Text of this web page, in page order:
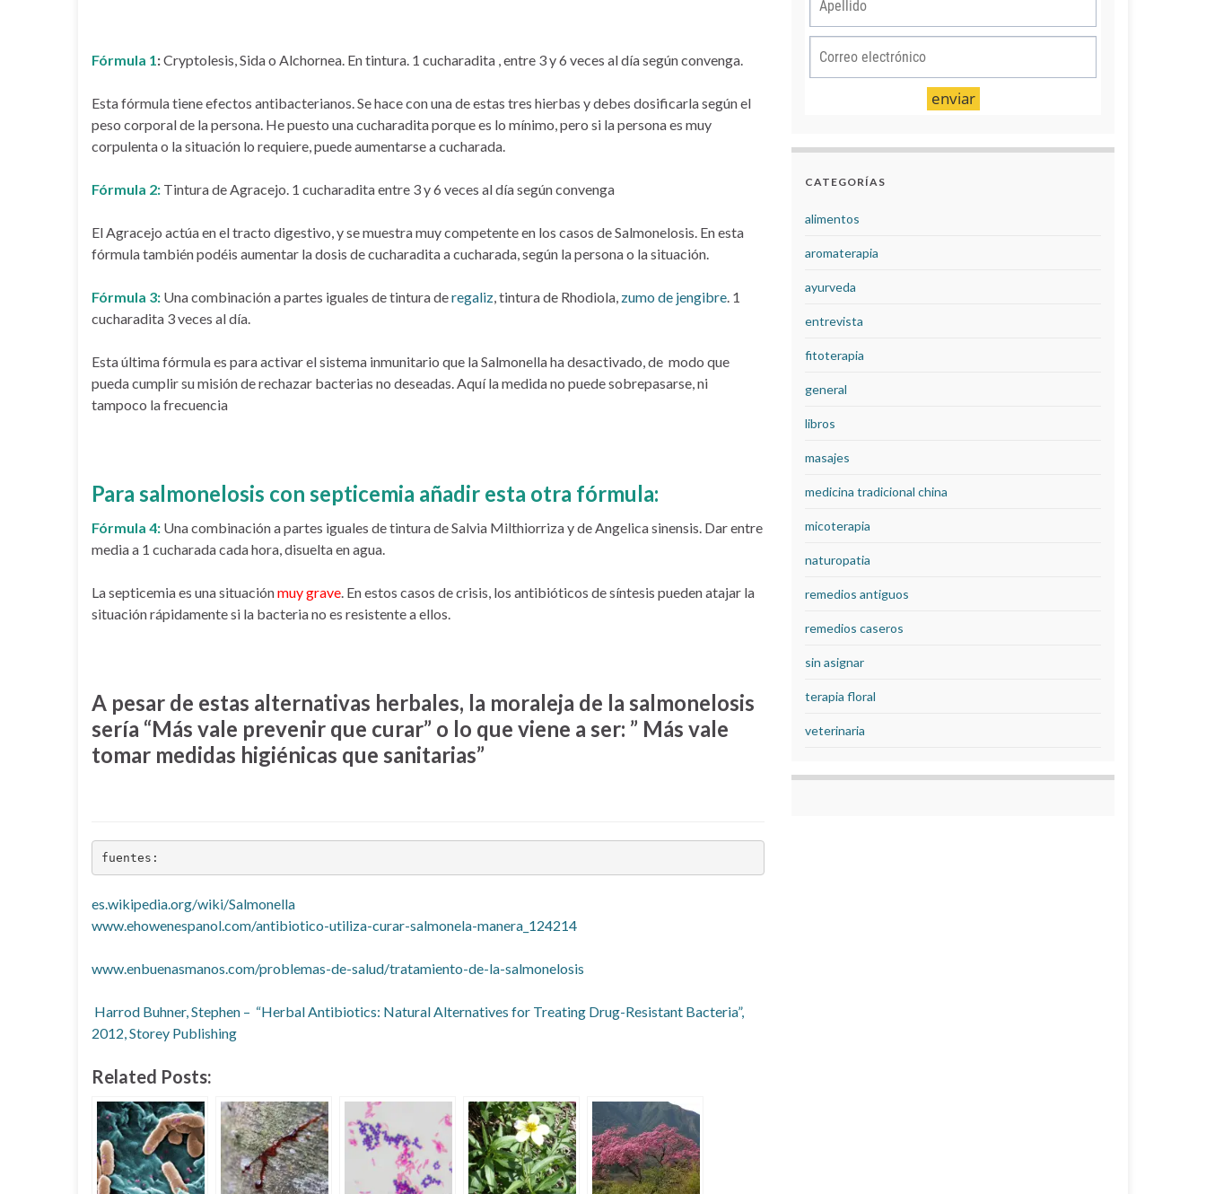
Fórmula 1:Cryptolesis, Sida o Alchornea. En tintura. 1 cucharadita , entre 3 y 6 veces al día según convenga.
Esta fórmula tiene efectos antibacterianos. Se hace con una de estas tres hierbas y debes dosificarla según el
peso corporal de la persona. He puesto una cucharadita porque es lo mínimo, pero si la persona es muy
corpulenta o la situación lo requiere, puede aumentarse a cucharada.
Fórmula 2: Tintura de Agracejo. 1 cucharadita entre 3 y 6 veces al día según convenga
El Agracejo actúa en el tracto digestivo, y se muestra muy competente en los casos de Salmonelosis. En esta
fórmula también podéis aumentar la dosis de cucharadita a cucharada, según la persona o la situación.
Fórmula 3: Una combinación a partes iguales de tintura deregaliz, tintura de Rhodiola, zumo de jengibre. 1
cucharadita 3 veces al día.
Esta última fórmula es para activar el sistema inmunitario que la Salmonella ha desactivado, de modo que
pueda cumplir su misión de rechazar bacterias no deseadas. Aquí la medida no puede sobrepasarse, ni
tampoco la frecuencia
Para salmonelosis con septicemia añadir esta otra fórmula:
Fórmula 4: Una combinación a partes iguales de tintura de Salvia Milthiorriza y de Angelica sinensis. Dar entre
media a 1 cucharada cada hora, disuelta en agua.
La septicemia es una situaciónmuy grave. En estos casos de crisis, los antibióticos de síntesis pueden atajar la
situación rápidamente si la bacteria no es resistente a ellos.
A pesar de estas alternativas herbales, la moraleja de la salmonelosis
sería “Más vale prevenir que curar” o lo que viene a ser: ” Más vale
tomar medidas higiénicas que sanitarias”
fuentes:
es.wikipedia.org/wiki/Salmonella
www.ehowenespanol.com/antibiotico-utiliza-curar-salmonela-manera_124214
www.enbuenasmanos.com/problemas-de-salud/tratamiento-de-la-salmonelosis
Harrod Buhner, Stephen – “Herbal Antibiotics: Natural Alternatives for Treating Drug-Resistant Bacteria”,
2012, Storey Publishing
Related Posts:
CATEGORÍAS
alimentos
aromaterapia
ayurveda
entrevista
fitoterapia
general
libros
masajes
medicina tradicional china
micoterapia
naturopatia
remedios antiguos
remedios caseros
sin asignar
terapia floral
veterinaria